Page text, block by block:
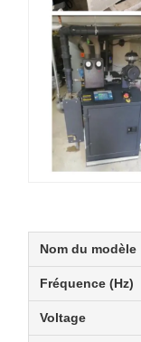
Nom du modèle
Fréquence (Hz)
Voltage